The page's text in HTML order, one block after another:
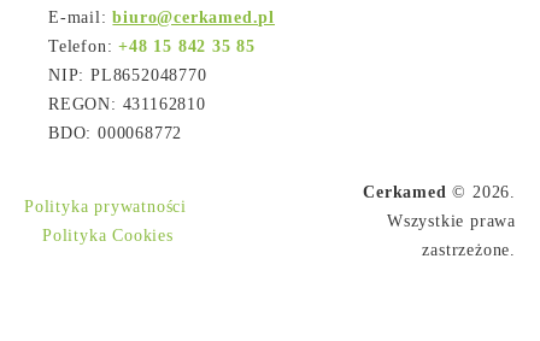
E-mail:biuro@cerkamed.pl
Telefon:+48 15 842 35 85
NIP: PL8652048770
REGON: 431162810
BDO: 000068772
Polityka prywatności
Polityka Cookies
Cerkamed © 2026.
Wszystkie prawa
zastrzeżone.